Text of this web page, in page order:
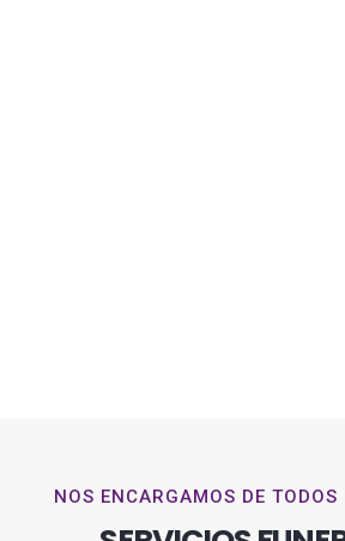
NOS ENCARGAMOS DE